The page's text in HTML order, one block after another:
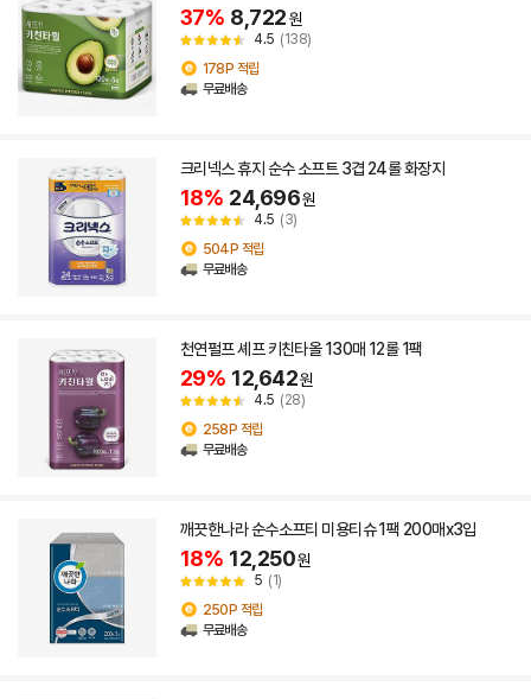
37% 8,722원
4.5 (138)
178P 적립
무료배송
크리넥스 휴지 순수 소프트 3겹 24롤 화장지
18% 24,696원
4.5 (3)
504P 적립
무료배송
천연펄프 셰프 키친타올 130매 12롤 1팩
29% 12,642원
4.5 (28)
258P 적립
무료배송
깨끗한나라 순수소프티 미용티슈 1팩 200매x3입
18% 12,250원
5 (1)
250P 적립
무료배송